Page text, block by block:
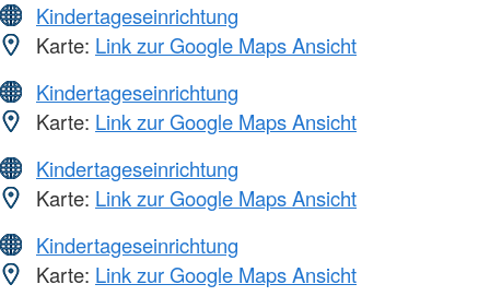
Kindertageseinrichtung
Karte: Link zur Google Maps Ansicht
Kindertageseinrichtung
Karte: Link zur Google Maps Ansicht
Kindertageseinrichtung
Karte: Link zur Google Maps Ansicht
Kindertageseinrichtung
Karte: Link zur Google Maps Ansicht